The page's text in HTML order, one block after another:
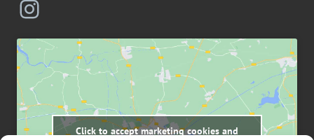
Instagram
Click to accept marketing cookies and